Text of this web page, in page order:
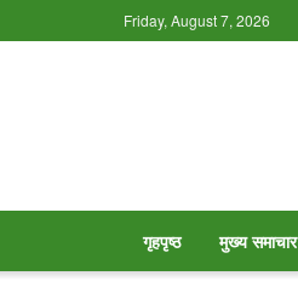
Friday, August 7, 2026
गृहपृष्ठ मुख्य समाचार